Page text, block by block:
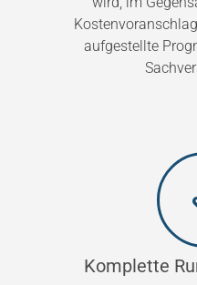
aufgestellte
Komplette